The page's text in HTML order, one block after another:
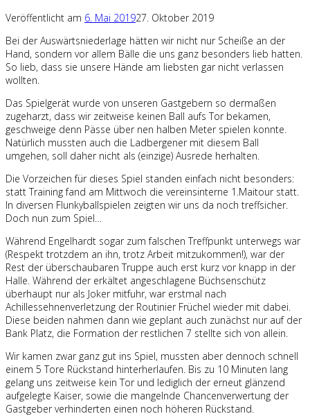
Veröffentlicht am 6. Mai 201927. Oktober 2019
Bei der Auswärtsniederlage hätten wir nicht nur Scheiße an der
Hand, sondern vor allem Bälle die uns ganz besonders lieb hatten.
So lieb, dass sie unsere Hände am liebsten gar nicht verlassen
wollten.
Das Spielgerät wurde von unseren Gastgebern so dermaßen
zugeharzt, dass wir zeitweise keinen Ball aufs Tor bekamen,
geschweige denn Pässe über nen halben Meter spielen konnte.
Natürlich mussten auch die Ladbergener mit diesem Ball
umgehen, soll daher nicht als (einzige) Ausrede herhalten.
Die Vorzeichen für dieses Spiel standen einfach nicht besonders:
statt Training fand am Mittwoch die vereinsinterne 1.Maitour statt.
In diversen Flunkyballspielen zeigten wir uns da noch treffsicher.
Doch nun zum Spiel…
Während Engelhardt sogar zum falschen Treffpunkt unterwegs war
(Respekt trotzdem an ihn, trotz Arbeit mitzukommen!), war der
Rest der überschaubaren Truppe auch erst kurz vor knapp in der
Halle. Während der erkältet angeschlagene Büchsenschütz
überhaupt nur als Joker mitfuhr, war erstmal nach
Achillessehnenverletzung der Routinier Früchel wieder mit dabei.
Diese beiden nahmen dann wie geplant auch zunächst nur auf der
Bank Platz, die Formation der restlichen 7 stellte sich von allein.
Wir kamen zwar ganz gut ins Spiel, mussten aber dennoch schnell
einem 5 Tore Rückstand hinterherlaufen. Bis zu 10 Minuten lang
gelang uns zeitweise kein Tor und lediglich der erneut glänzend
aufgelegte Kaiser, sowie die mangelnde Chancenverwertung der
Gastgeber verhinderten einen noch höheren Rückstand.